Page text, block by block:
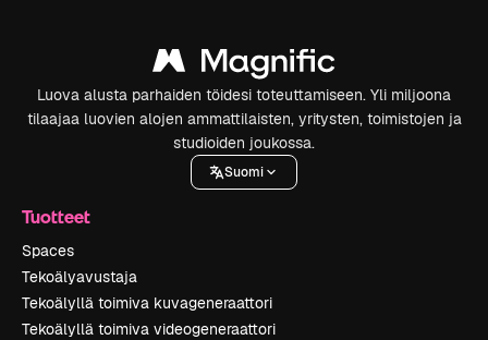
Luova alusta parhaiden töidesi toteuttamiseen. Yli miljoona
tilaajaa luovien alojen ammattilaisten, yritysten, toimistojen ja
studioiden joukossa.
Suomi
Tuotteet
Spaces
Tekoälyavustaja
Tekoälyllä toimiva kuvageneraattori
Tekoälyllä toimiva videogeneraattori